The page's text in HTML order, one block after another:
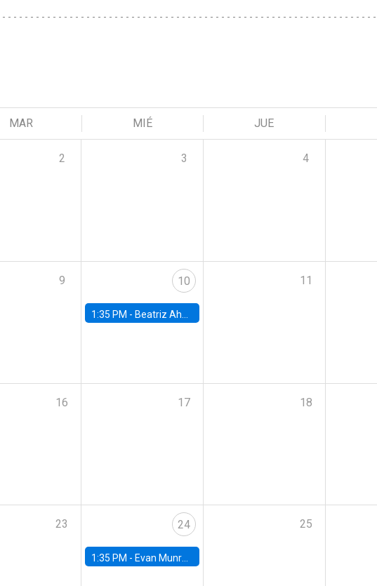
MAR MIÉ JUE
2 3 4
9 10
1:35 PM - Beatriz Ahumada, PhD candidate, Universidad de Pittsburgh
11
16 17 18
23 24
1:35 PM - Evan Munro, Neyman Visiting Assistant Professor in the Department of Statistics at UC Berkeley
25